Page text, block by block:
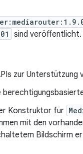
sind veröffentlicht.
zur Unterstützung
Konstruktor für
mit den
Bildschirm